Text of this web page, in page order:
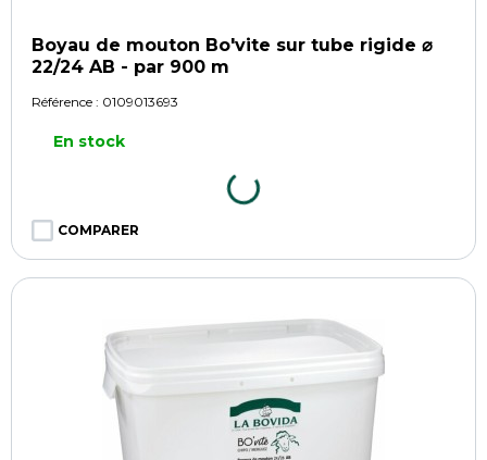
Boyau de mouton Bo'vite sur tube rigide ⌀
22/24 AB - par 900 m
Référence : 0109013693
En stock
COMPARER